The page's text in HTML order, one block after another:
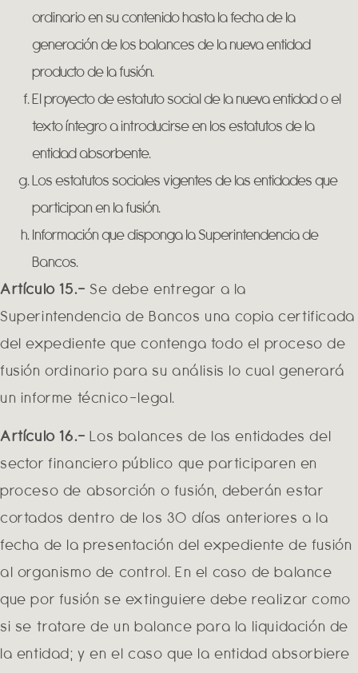
ordinario en su contenido hasta la fecha de la
generación de los balances de la nueva entidad
producto de la fusión.
El proyecto de estatuto social de la nueva entidad o el
texto íntegro a introducirse en los estatutos de la
entidad absorbente.
Los estatutos sociales vigentes de las entidades que
participan en la fusión.
Información que disponga la Superintendencia de
Bancos.
Artículo 15.- Se debe entregar a la
Superintendencia de Bancos una copia certificada
del expediente que contenga todo el proceso de
fusión ordinario para su análisis lo cual generará
un informe técnico-legal.
Artículo 16.-Los balances de las entidades del
sector financiero público que participaren en
proceso de absorción o fusión, deberán estar
cortados dentro de los 30 días anteriores a la
fecha de la presentación del expediente de fusión
al organismo de control. En el caso de balance
que por fusión se extinguiere debe realizar como
si se tratare de un balance para la liquidación de
la entidad; y en el caso que la entidad absorbiere